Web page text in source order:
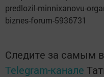
predlozil-minnixanovu-
biznes-forum-5936731
Следите за самым
Telegram-канале